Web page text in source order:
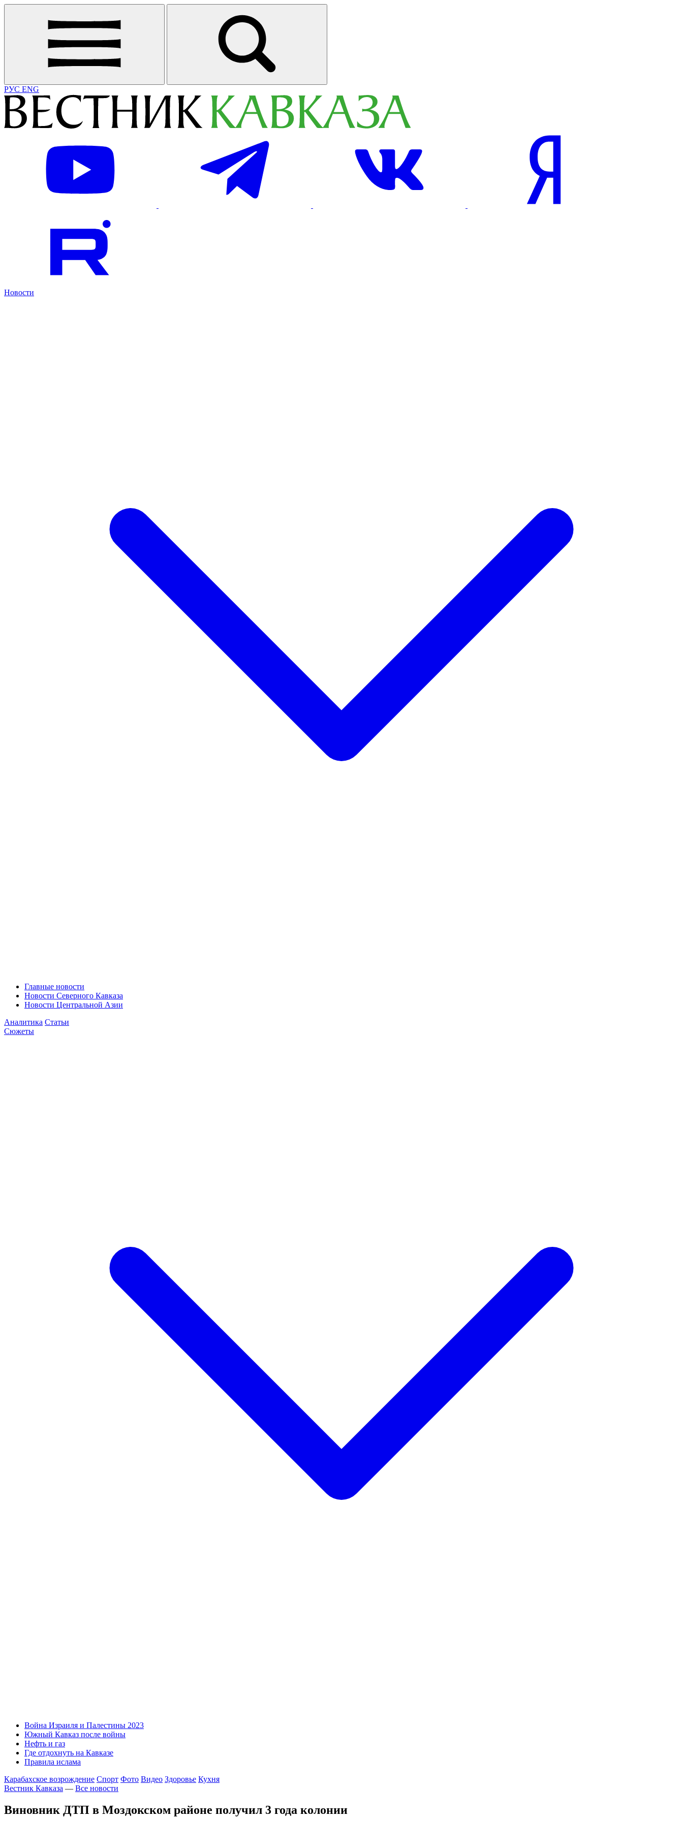
РУС ENG
Новости
Главные новости
Новости Северного Кавказа
Новости Центральной Азии
Аналитика Статьи
Сюжеты
Война Израиля и Палестины 2023
Южный Кавказ после войны
Нефть и газ
Где отдохнуть на Кавказе
Правила ислама
Карабахское возрождение Спорт Фото Видео Здоровье Кухня
Вестник Кавказа — Все новости
Виновник ДТП в Моздокском районе получил 3 года колонии